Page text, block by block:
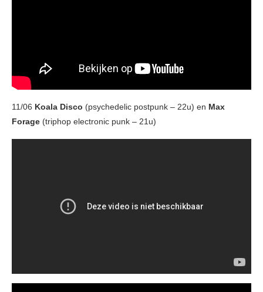
11/06 Koala Disco (psychedelic postpunk – 22u) en Max
Forage (triphop electronic punk – 21u)